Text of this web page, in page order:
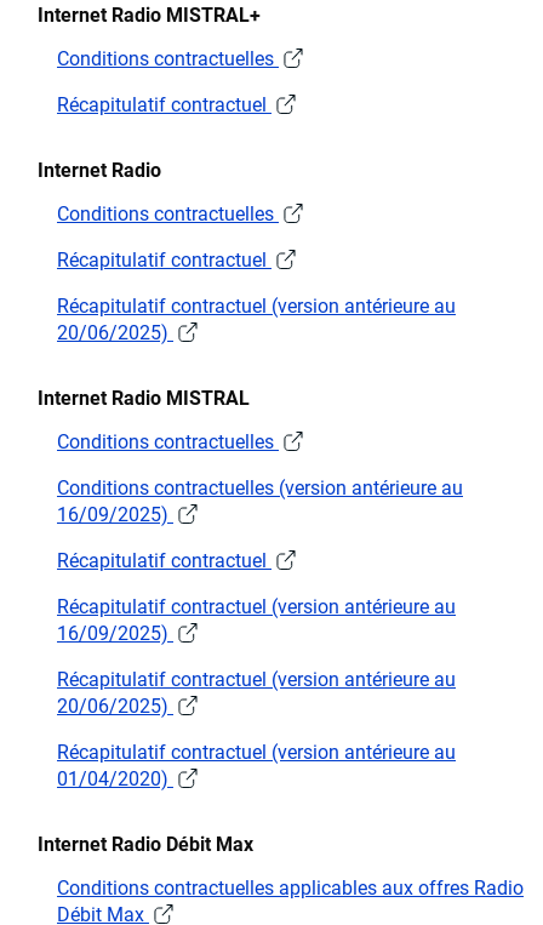
Internet Radio MISTRAL+
Conditions contractuelles
Récapitulatif contractuel
Internet Radio
Conditions contractuelles
Récapitulatif contractuel
Récapitulatif contractuel (version antérieure au
20/06/2025)
Internet Radio MISTRAL
Conditions contractuelles
Conditions contractuelles (version antérieure au
16/09/2025)
Récapitulatif contractuel
Récapitulatif contractuel (version antérieure au
16/09/2025)
Récapitulatif contractuel (version antérieure au
20/06/2025)
Récapitulatif contractuel (version antérieure au
01/04/2020)
Internet Radio Débit Max
Conditions contractuelles applicables aux offres Radio
Débit Max